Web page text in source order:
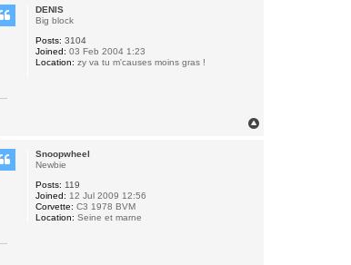
DENIS
Big block
Posts: 3104
Joined: 03 Feb 2004 1:23
Location: zy va tu m'causes moins gras !
Snoopwheel
Newbie
Posts: 119
Joined: 12 Jul 2009 12:56
Corvette: C3 1978 BVM
Location: Seine et marne